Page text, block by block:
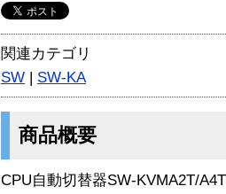
関連カテゴリ
SW | SW-KA
商品概要
CPU自動切替器SW-KVMA2T/